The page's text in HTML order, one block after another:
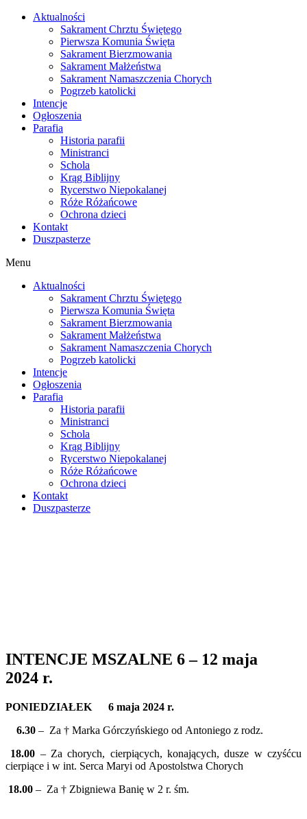
Skip
Aktualności
Sakrament Chrztu Świętego
Pierwsza Komunia Święta
Sakrament Bierzmowania
Sakrament Małżeństwa
Sakrament Namaszczenia Chorych
Pogrzeb katolicki
Intencje
Ogłoszenia
Parafia
Historia parafii
Ministranci
Schola
Krąg Biblijny
Rycerstwo Niepokalanej
Róże Różańcowe
Ochrona dzieci
Kontakt
Duszpasterze
Menu
Aktualności
Sakrament Chrztu Świętego
Pierwsza Komunia Święta
Sakrament Bierzmowania
Sakrament Małżeństwa
Sakrament Namaszczenia Chorych
Pogrzeb katolicki
Intencje
Ogłoszenia
Parafia
Historia parafii
Ministranci
Schola
Krąg Biblijny
Rycerstwo Niepokalanej
Róże Różańcowe
Ochrona dzieci
Kontakt
Duszpasterze
INTENCJE MSZALNE 6 – 12 maja
2024 r.
PONIEDZIAŁEK 6 maja 2024 r.
6.30 – Za † Marka Górczyńskiego od Antoniego z rodz.
18.00 – Za chorych, cierpiących, konających, dusze w czyśćcu
cierpiące i w int. Serca Maryi od Apostolstwa Chorych
18.00 – Za † Zbigniewa Banię w 2 r. śm.